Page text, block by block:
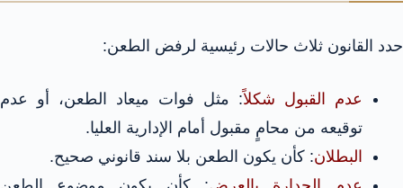
حدد القانون ثلاث حالات رئيسية لرفض الطعن:
عدم القبول شكلاً: مثل فوات ميعاد الطعن، أو عدم
توقيعه من محامٍ مقبول أمام الإدارية العليا.
البطلان: كأن يكون الطعن بلا سند قانوني صحيح.